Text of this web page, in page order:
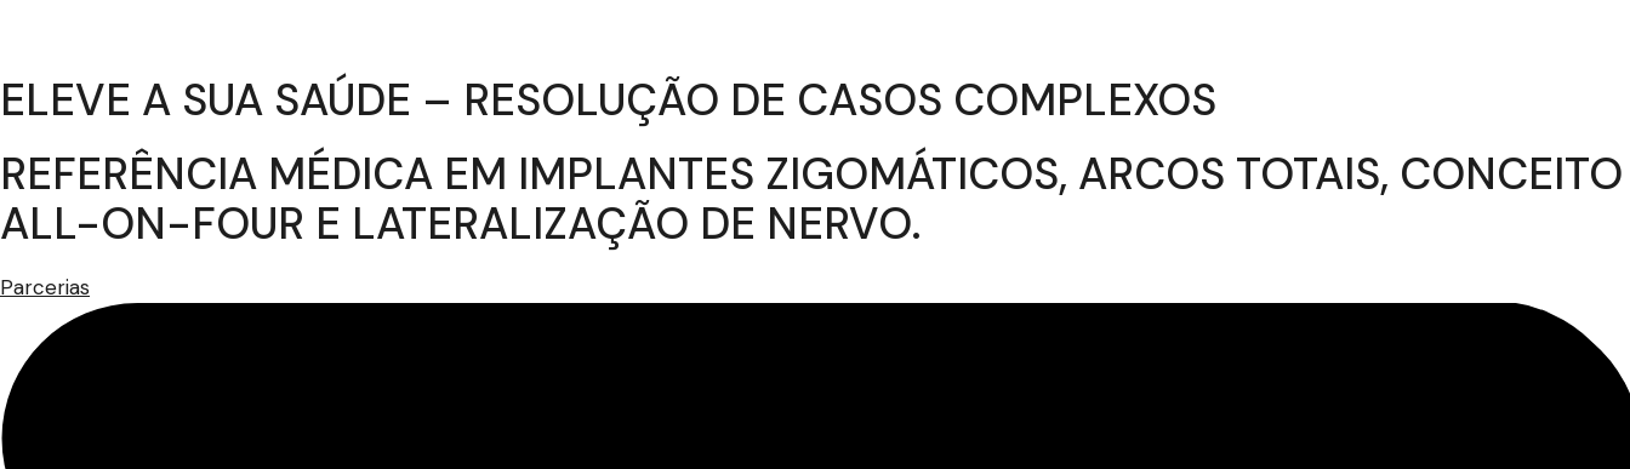
ELEVE A SUA SAÚDE – RESOLUÇÃO DE CASOS COMPLEXOS
REFERÊNCIA MÉDICA EM IMPLANTES ZIGOMÁTICOS, ARCOS TOTAIS, CONCEITO
ALL-ON-FOUR E LATERALIZAÇÃO DE NERVO.
Parcerias